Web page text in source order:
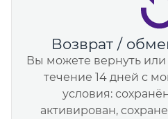
Возврат /
Вы можете вернуть
течение 14 дней с
условия:
активирован,